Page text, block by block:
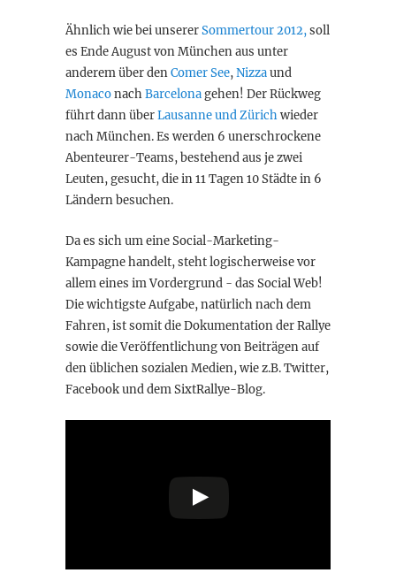
Ähnlich wie bei unsererSommertour 2012,soll
es Ende August von München aus unter
anderem über denComer See,Nizzaund
MonaconachBarcelonagehen! Der Rückweg
führt dann überLausanne und Zürichwieder
nach München. Es werden 6 unerschrockene
Abenteurer-Teams, bestehend aus je zwei
Leuten, gesucht, die in 11 Tagen 10 Städte in 6
Ländern besuchen.
Da es sich um eine Social-Marketing-
Kampagne handelt, steht logischerweise vor
allem eines im Vordergrund - das Social Web!
Die wichtigste Aufgabe, natürlich nach dem
Fahren, ist somit die Dokumentation der Rallye
sowie die Veröffentlichung von Beiträgen auf
den üblichen sozialen Medien, wie z.B. Twitter,
Facebook und dem SixtRallye-Blog.